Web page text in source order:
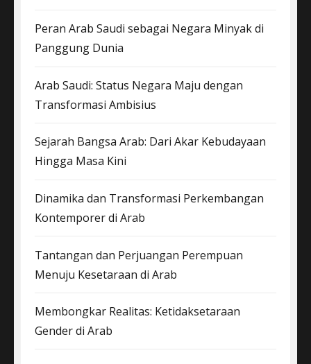
Peran Arab Saudi sebagai Negara Minyak di
Panggung Dunia
Arab Saudi: Status Negara Maju dengan
Transformasi Ambisius
Sejarah Bangsa Arab: Dari Akar Kebudayaan
Hingga Masa Kini
Dinamika dan Transformasi Perkembangan
Kontemporer di Arab
Tantangan dan Perjuangan Perempuan
Menuju Kesetaraan di Arab
Membongkar Realitas: Ketidaksetaraan
Gender di Arab